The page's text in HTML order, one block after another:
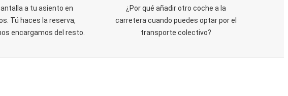
a tu asiento en
Tú haces la reserva,
encargamos del resto.
¿Por qué añadir otro coche a la
carretera cuando puedes optar por el
transporte colectivo?